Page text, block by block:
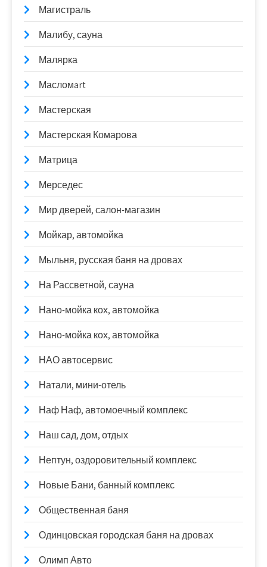
Магистраль
Малибу, сауна
Малярка
Масломart
Мастерская
Мастерская Комарова
Матрица
Мерседес
Мир дверей, салон-магазин
Мойкар, автомойка
Мыльня, русская баня на дровах
На Рассветной, сауна
Нано-мойка кох, автомойка
Нано-мойка кох, автомойка
НАО автосервис
Натали, мини-отель
Наф Наф, автомоечный комплекс
Наш сад, дом, отдых
Нептун, оздоровительный комплекс
Новые Бани, банный комплекс
Общественная баня
Одинцовская городская баня на дровах
Олимп Авто